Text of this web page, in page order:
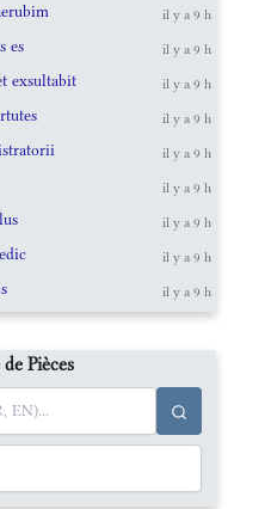
il y a 9 h
es il y a 9 h
exsultabit il y a 9 h
il y a 9 h
il y a 9 h
il y a 9 h
il y a 9 h
il y a 9 h
il y a 9 h
Pièces